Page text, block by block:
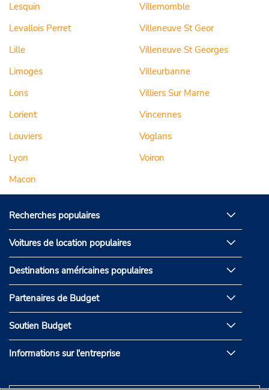
Lesquin
Levallois Perret
Lille
Limoges
Lons
Lorient
Louviers
Lyon
Macon
Villemomble
Villeneuve St Geor
Villeneuve St Georges
Villeurbanne
Villiers Sur Marne
Vincennes
Voglans
Voiron
Recherches populaires
Voitures de location populaires
Destinations américaines populaires
Partenaires de Budget
Soutien Budget
Informations sur l'entreprise